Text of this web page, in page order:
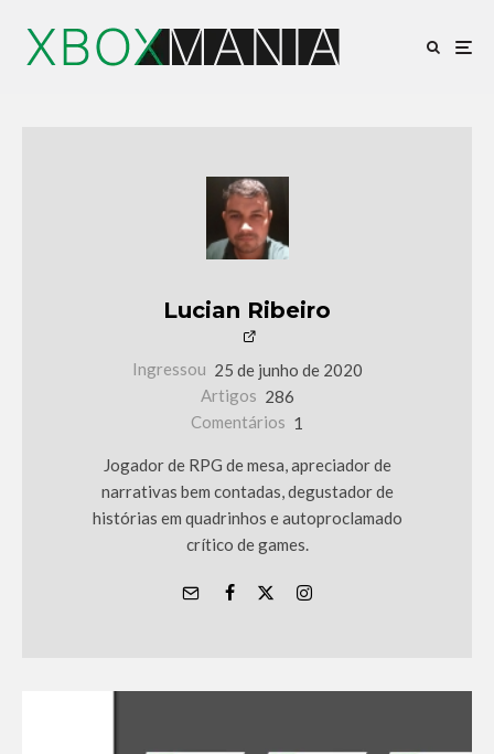
Lucian Ribeiro
Ingressou 25 de junho de 2020
Artigos 286
Comentários 1
Jogador de RPG de mesa, apreciador de
narrativas bem contadas, degustador de
histórias em quadrinhos e autoproclamado
crítico de games.